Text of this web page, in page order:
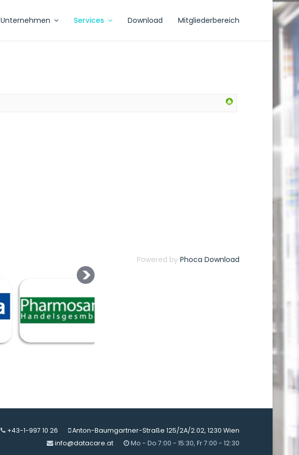
Unternehmen Services Download Mitgliederbereich
Powered by Phoca Download
+43-1-997 10 26
Anton-Baumgartner-Straße 125/2A/2.02, 1230 Wien
info@datacare.at
Mo - Do 7:00 - 15:30, Fr 7:00 - 12:30